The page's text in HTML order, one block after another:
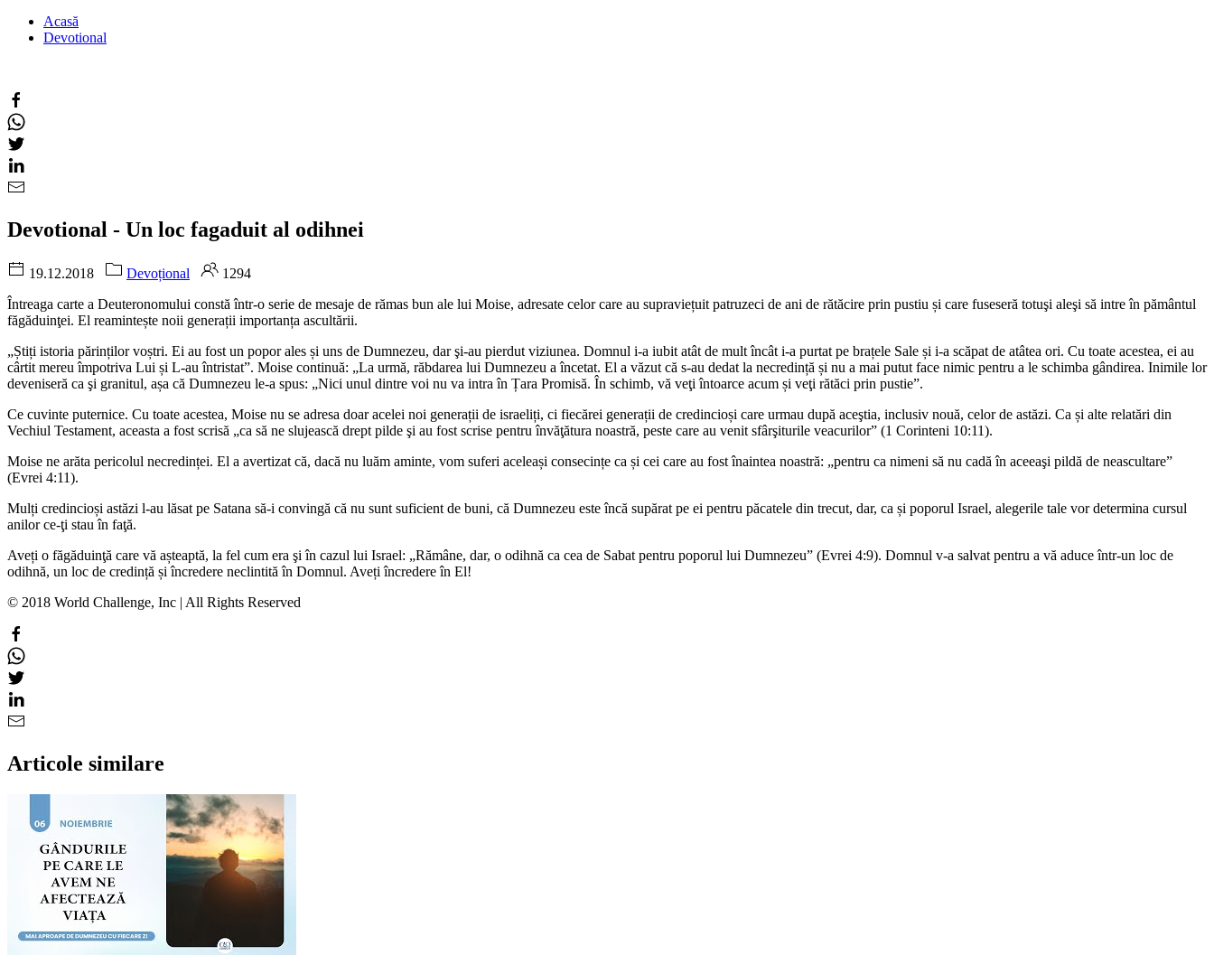
Acasă
Devotional
Devotional - Un loc fagaduit al odihnei
19.12.2018 Devoțional
1294
Întreaga carte a Deuteronomului constă într-o serie de mesaje de rămas bun ale lui Moise, adresate celor care au supraviețuit patruzeci de ani de rătăcire prin pustiu și care fuseseră totuşi aleşi să intre în pământul
făgăduinţei. El reamintește noii generații importanța ascultării.
„Știți istoria părinților voștri. Ei au fost un popor ales și uns de Dumnezeu, dar şi-au pierdut viziunea. Domnul i-a iubit atât de mult încât i-a purtat pe brațele Sale și i-a scăpat de atâtea ori. Cu toate acestea, ei au
cârtit mereu împotriva Lui și L-au întristat”. Moise continuă: „La urmă, răbdarea lui Dumnezeu a încetat. El a văzut că s-au dedat la necredință și nu a mai putut face nimic pentru a le schimba gândirea. Inimile lor
deveniseră ca şi granitul, așa că Dumnezeu le-a spus: „Nici unul dintre voi nu va intra în Țara Promisă. În schimb, vă veţi întoarce acum și veţi rătăci prin pustie”.
Ce cuvinte puternice. Cu toate acestea, Moise nu se adresa doar acelei noi generații de israeliți, ci fiecărei generații de credincioși care urmau după aceştia, inclusiv nouă, celor de astăzi. Ca și alte relatări din
Vechiul Testament, aceasta a fost scrisă „ca să ne slujească drept pilde şi au fost scrise pentru învăţătura noastră, peste care au venit sfârşiturile veacurilor” (1 Corinteni 10:11).
Moise ne arăta pericolul necredinței. El a avertizat că, dacă nu luăm aminte, vom suferi aceleași consecințe ca și cei care au fost înaintea noastră: „pentru ca nimeni să nu cadă în aceeaşi pildă de neascultare”
(Evrei 4:11).
Mulți credincioși astăzi l-au lăsat pe Satana să-i convingă că nu sunt suficient de buni, că Dumnezeu este încă supărat pe ei pentru păcatele din trecut, dar, ca și poporul Israel, alegerile tale vor determina cursul
anilor ce-ţi stau în faţă.
Aveți o făgăduinţă care vă așteaptă, la fel cum era şi în cazul lui Israel: „Rămâne, dar, o odihnă ca cea de Sabat pentru poporul lui Dumnezeu” (Evrei 4:9). Domnul v-a salvat pentru a vă aduce într-un loc de
odihnă, un loc de credință și încredere neclintită în Domnul. Aveți încredere în El!
© 2018 World Challenge, Inc | All Rights Reserved
Articole similare